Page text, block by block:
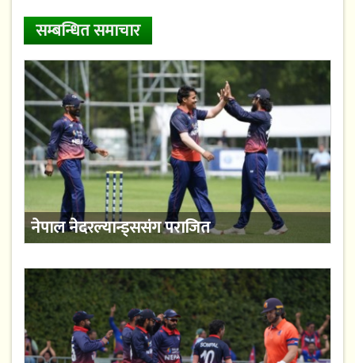
सम्बन्धित समाचार
नेपाल नेदरल्यान्ड्ससंग पराजित